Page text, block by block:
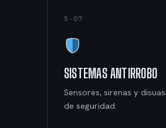
S-07
SISTEMAS ANTIRROBO
Sensores, sirenas y
de seguridad.